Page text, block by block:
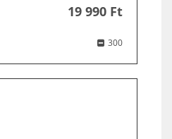
19 990 Ft
300